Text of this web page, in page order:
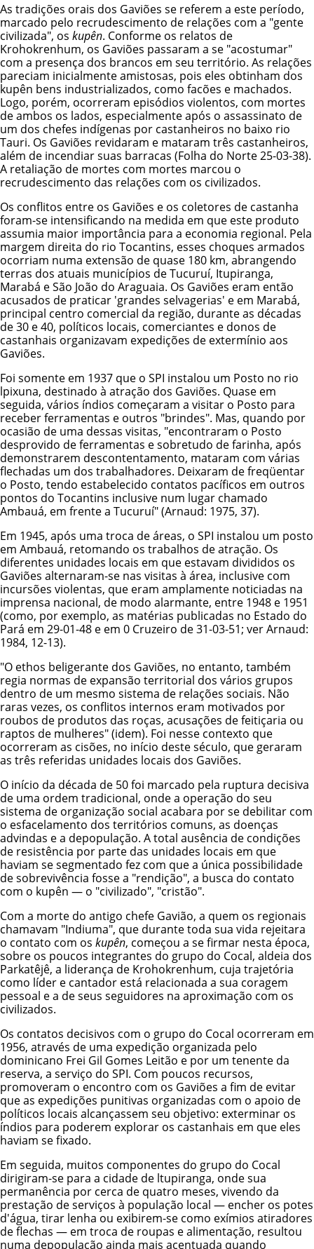
As tradições orais dos Gaviões se referem a este período,
marcado pelo recrudescimento de relações com a "gente
civilizada", os kupên. Conforme os relatos de
Krohokrenhum, os Gaviões passaram a se "acostumar"
com a presença dos brancos em seu território. As relações
pareciam inicialmente amistosas, pois eles obtinham dos
kupên bens industrializados, como facões e machados.
Logo, porém, ocorreram episódios violentos, com mortes
de ambos os lados, especialmente após o assassinato de
um dos chefes indígenas por castanheiros no baixo rio
Tauri. Os Gaviões revidaram e mataram três castanheiros,
além de incendiar suas barracas (Folha do Norte 25-03-38).
A retaliação de mortes com mortes marcou o
recrudescimento das relações com os civilizados.
Os conflitos entre os Gaviões e os coletores de castanha
foram-se intensificando na medida em que este produto
assumia maior importância para a economia regional. Pela
margem direita do rio Tocantins, esses choques armados
ocorriam numa extensão de quase 180 km, abrangendo
terras dos atuais municípios de Tucuruí, Itupiranga,
Marabá e São João do Araguaia. Os Gaviões eram então
acusados de praticar 'grandes selvagerias' e em Marabá,
principal centro comercial da região, durante as décadas
de 30 e 40, políticos locais, comerciantes e donos de
castanhais organizavam expedições de extermínio aos
Gaviões.
Foi somente em 1937 que o SPI instalou um Posto no rio
lpixuna, destinado à atração dos Gaviões. Quase em
seguida, vários índios começaram a visitar o Posto para
receber ferramentas e outros "brindes". Mas, quando por
ocasião de uma dessas visitas, "encontraram o Posto
desprovido de ferramentas e sobretudo de farinha, após
demonstrarem descontentamento, mataram com várias
flechadas um dos trabalhadores. Deixaram de freqüentar
o Posto, tendo estabelecido contatos pacíficos em outros
pontos do Tocantins inclusive num lugar chamado
Ambauá, em frente a Tucuruí" (Arnaud: 1975, 37).
Em 1945, após uma troca de áreas, o SPI instalou um posto
em Ambauá, retomando os trabalhos de atração. Os
diferentes unidades locais em que estavam divididos os
Gaviões alternaram-se nas visitas à área, inclusive com
incursões violentas, que eram amplamente noticiadas na
imprensa nacional, de modo alarmante, entre 1948 e 1951
(como, por exemplo, as matérias publicadas no Estado do
Pará em 29-01-48 e em 0 Cruzeiro de 31-03-51; ver Arnaud:
1984, 12-13).
"O ethos beligerante dos Gaviões, no entanto, também
regia normas de expansão territorial dos vários grupos
dentro de um mesmo sistema de relações sociais. Não
raras vezes, os conflitos internos eram motivados por
roubos de produtos das roças, acusações de feitiçaria ou
raptos de mulheres" (idem). Foi nesse contexto que
ocorreram as cisões, no início deste século, que geraram
as três referidas unidades locais dos Gaviões.
O início da década de 50 foi marcado pela ruptura decisiva
de uma ordem tradicional, onde a operação do seu
sistema de organização social acabara por se debilitar com
o esfacelamento dos territórios comuns, as doenças
advindas e a depopulação. A total ausência de condições
de resistência por parte das unidades locais em que
haviam se segmentado fez com que a única possibilidade
de sobrevivência fosse a "rendição", a busca do contato
com o kupên — o "civilizado", "cristão".
Com a morte do antigo chefe Gavião, a quem os regionais
chamavam "Indiuma", que durante toda sua vida rejeitara
o contato com os kupên, começou a se firmar nesta época,
sobre os poucos integrantes do grupo do Cocal, aldeia dos
Parkatêjê, a liderança de Krohokrenhum, cuja trajetória
como líder e cantador está relacionada a sua coragem
pessoal e a de seus seguidores na aproximação com os
civilizados.
Os contatos decisivos com o grupo do Cocal ocorreram em
1956, através de uma expedição organizada pelo
dominicano Frei Gil Gomes Leitão e por um tenente da
reserva, a serviço do SPI. Com poucos recursos,
promoveram o encontro com os Gaviões a fim de evitar
que as expedições punitivas organizadas com o apoio de
políticos locais alcançassem seu objetivo: exterminar os
índios para poderem explorar os castanhais em que eles
haviam se fixado.
Em seguida, muitos componentes do grupo do Cocal
dirigiram-se para a cidade de ltupiranga, onde sua
permanência por cerca de quatro meses, vivendo da
prestação de serviços à população local — encher os potes
d'água, tirar lenha ou exibirem-se como exímios atiradores
de flechas — em troca de roupas e alimentação, resultou
numa depopulação ainda mais acentuada quando